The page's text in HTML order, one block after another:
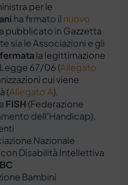
per le
ha firmato il nuovo
pubblicato in Gazzetta
sia le Associazioni e gli
la legittimazione
67/06 (Allegato
cui viene
(Allegato A).
FISH (Federazione
dell’Handicap),
Nazionale
Disabilità Intellettiva
Bambini